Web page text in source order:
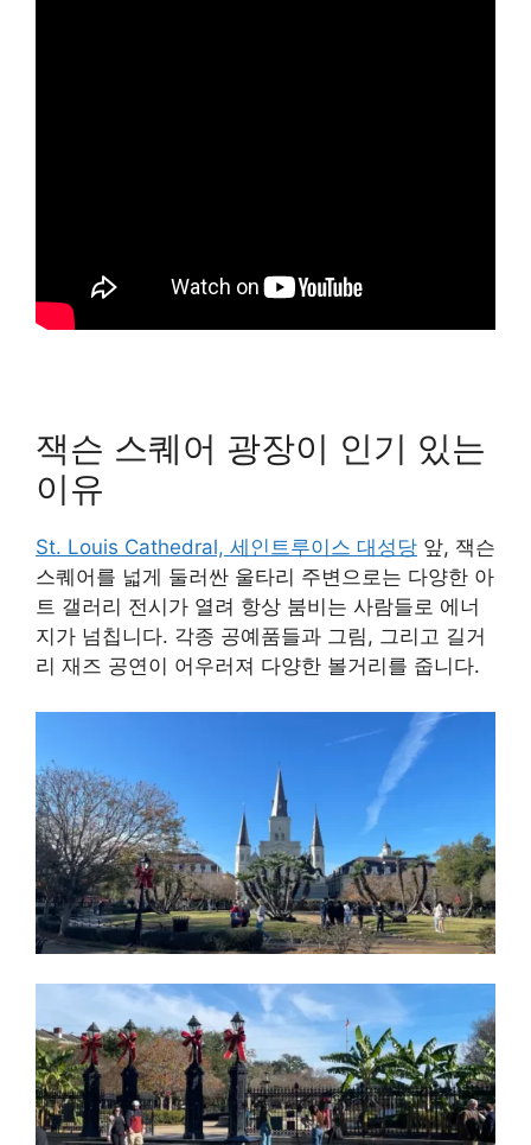
잭슨 스퀘어 광장이 인기 있는
이유
St. Louis Cathedral, 세인트루이스 대성당 앞, 잭슨
스퀘어를 넓게 둘러싼 울타리 주변으로는 다양한 아
트 갤러리 전시가 열려 항상 붐비는 사람들로 에너
지가 넘칩니다. 각종 공예품들과 그림, 그리고 길거
리 재즈 공연이 어우러져 다양한 볼거리를 줍니다.